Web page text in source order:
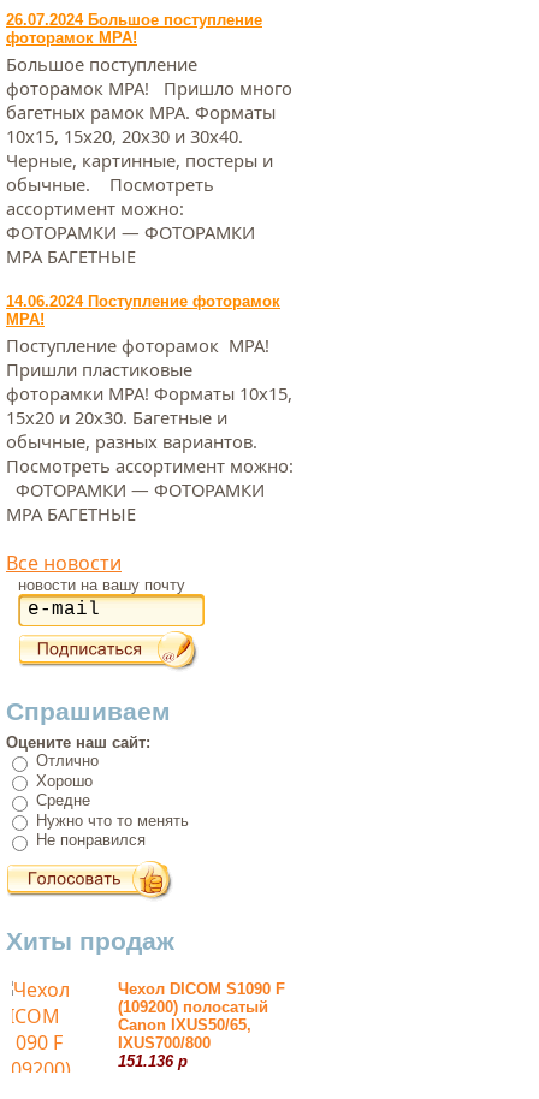
26.07.2024 Большое поступление
фоторамок МРА!
Большое поступление
фоторамок МРА! Пришло много
багетных рамок МРА. Форматы
10х15, 15х20, 20х30 и 30х40.
Черные, картинные, постеры и
обычные. Посмотреть
ассортимент можно:
ФОТОРАМКИ — ФОТОРАМКИ
МРА БАГЕТНЫЕ
14.06.2024 Поступление фоторамок
МРА!
Поступление фоторамок МРА!
Пришли пластиковые
фоторамки МРА! Форматы 10х15,
15х20 и 20х30. Багетные и
обычные, разных вариантов.
Посмотреть ассортимент можно:
ФОТОРАМКИ — ФОТОРАМКИ
МРА БАГЕТНЫЕ
Все новости
новости на вашу почту
Спрашиваем
Оцените наш сайт:
Отлично
Хорошо
Средне
Нужно что то менять
Не понравился
Хиты продаж
Чехол DICOM S1090 F
(109200) полосатый
Canon IXUS50/65,
IXUS700/800
151.136 р